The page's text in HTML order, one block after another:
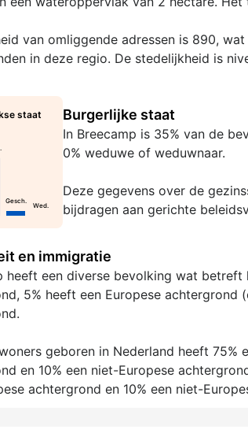
van omliggende adressen is 890,
in deze regio. De stedelijkheid is
staat
Gesch.
Wed.
Burgerlijke staat
In Breecamp is 35% van de
0% weduwe of weduwnaar.
Deze gegevens over de
bijdragen aan gerichte
en immigratie
heeft een diverse bevolking wat
5% heeft een Europese achtergrond
geboren in Nederland heeft 75%
en 10% een niet-Europese
achtergrond en 10% een niet-